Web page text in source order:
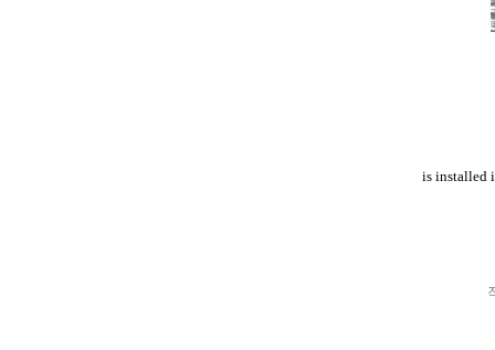
is installed